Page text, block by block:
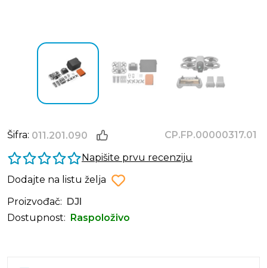
Šifra: 011.201.090
CP.FP.00000317.01
Napišite prvu recenziju
Dodajte na listu želja
Proizvođač:
DJI
Dostupnost:
Raspoloživo